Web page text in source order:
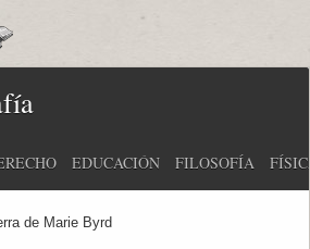
EDUCACIÓN FILOSOFÍA
de Marie Byrd